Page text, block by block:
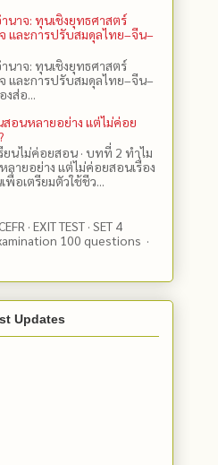
นาจ: ทุนเชิงยุทธศาสตร์
และการปรับสมดุลไทย–จีน–
นาจ: ทุนเชิงยุทธศาสตร์
และการปรับสมดุลไทย–จีน–
ส่อ...
สอนหลายอย่าง แต่ไม่ค่อย
ยนไม่ค่อยสอน · บทที่ 2 ทำไม
ลายอย่าง แต่ไม่ค่อยสอนเรื่อง
เพื่อเตรียมตัวใช้ชีว...
· EXIT TEST · SET 4
100 questions ·
Updates